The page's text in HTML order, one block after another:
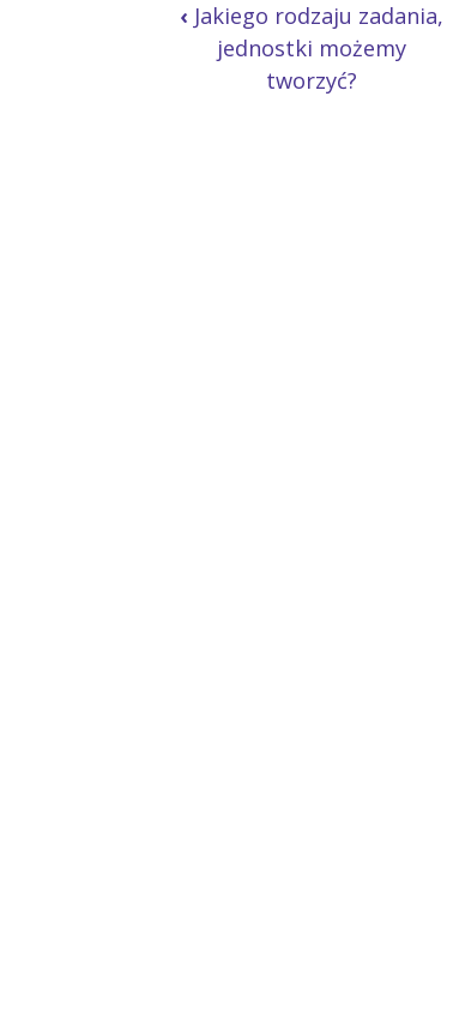
‹ Jakiego rodzaju zadania,
jednostki możemy
tworzyć?